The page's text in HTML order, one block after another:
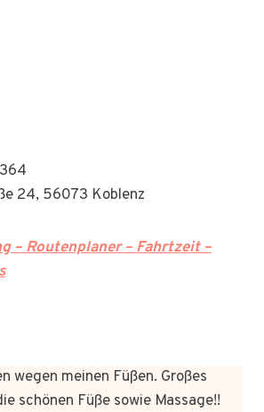
24, 56073 Koblenz
– Routenplaner – Fahrtzeit –
wegen meinen Füßen. Großes
schönen Füße sowie Massage!!